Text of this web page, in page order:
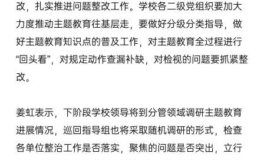
改，扎实推进问题整改工作。学校各二级党组织要加大
力度推动主题教育往基层走，要做好分级分类指导，做
好主题教育知识点的普及工作，对主题教育全过程进行
“回头看”，对规定动作查漏补缺，对检视的问题要抓紧整
改。
姜虹表示，下阶段学校领导将到分管领域调研主题教育
进展情况，巡回指导组也将采取随机调研的形式，检查
各单位整治工作是否落实，聚焦的问题是否突出，立行